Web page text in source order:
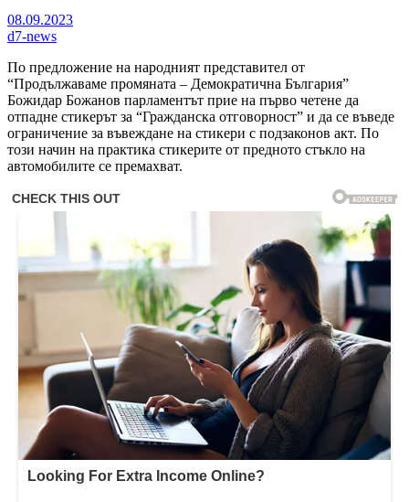
08.09.2023
d7-news
По предложение на народният представител от
“Продължаваме промяната – Демократична България”
Божидар Божанов парламентът прие на първо четене да
отпадне стикерът за “Гражданска отговорност” и да се въведе
ограничение за въвеждане на стикери с подзаконов акт. По
този начин на практика стикерите от предното стъкло на
автомобилите се премахват.